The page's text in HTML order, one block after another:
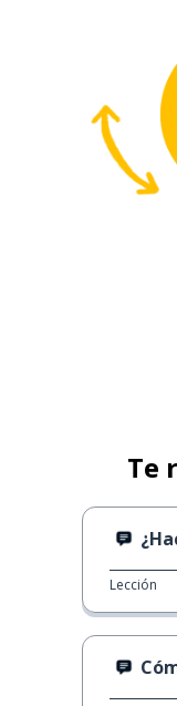
Te
Lección